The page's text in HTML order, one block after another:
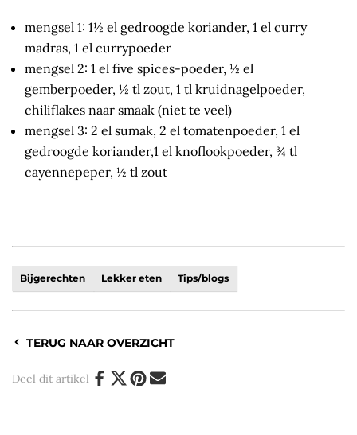
mengsel 1: 1½ el gedroogde koriander, 1 el curry
madras, 1 el currypoeder
mengsel 2: 1 el five spices-poeder, ½ el
gemberpoeder, ½ tl zout, 1 tl kruidnagelpoeder,
chiliflakes naar smaak (niet te veel)
mengsel 3: 2 el sumak, 2 el tomatenpoeder, 1 el
gedroogde koriander,1 el knoflookpoeder, ¾ tl
cayennepeper, ½ tl zout
Bijgerechten Lekker eten Tips/blogs
TERUG NAAR OVERZICHT
Deel dit artikel